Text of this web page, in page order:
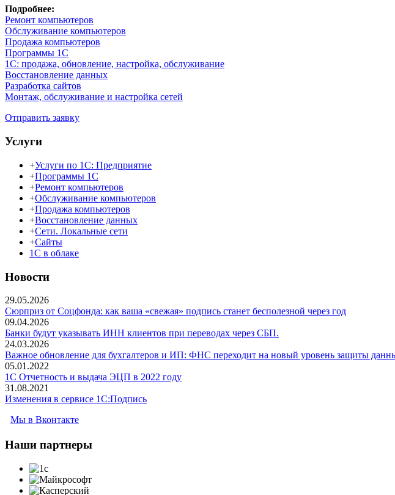
Подробнее:
Ремонт компьютеров
Обслуживание компьютеров
Продажа компьютеров
Программы 1С
1С: продажа, обновление, настройка, обслуживание
Восстановление данных
Разработка сайтов
Монтаж, обслуживание и настройка сетей
Отправить заявку
Услуги
+Услуги по 1С: Предприятие
+Программы 1С
+Ремонт компьютеров
+Обслуживание компьютеров
+Продажа компьютеров
+Восстановление данных
+Сети. Локальные сети
+Сайты
1С в облаке
Новости
29.05.2026
Сюрприз от Соцфонда: как ваша «свежая» подпись станет бесполезной через год
09.04.2026
Банки будут указывать ИНН клиентов при переводах через СБП.
24.03.2026
Важное обновление для бухгалтеров и ИП: ФНС переходит на новый уровень защиты
05.01.2022
1С Отчетность и выдача ЭЦП в 2022 году
31.08.2021
Изменения в сервисе 1C:Подпись
Мы в Вконтакте
Наши партнеры